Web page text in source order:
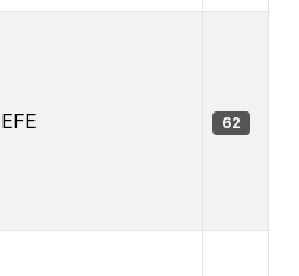
EFE 62